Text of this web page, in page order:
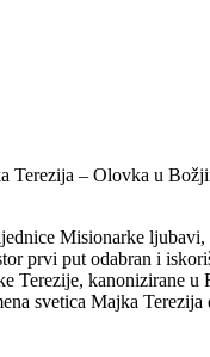
– Olovka u
Misionarke
prvi put odabran i
Terezije, kanonizirane u
svetica Majka